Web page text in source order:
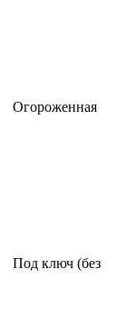
Огороженная
Под ключ (без